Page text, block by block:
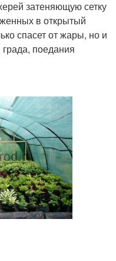
затеняющую сетку
в открытый
спасет от жары, но и
поедания